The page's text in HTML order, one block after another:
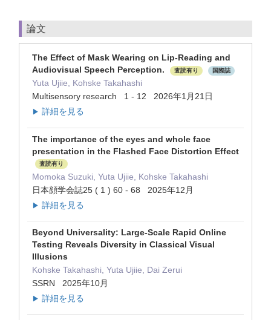
論文
The Effect of Mask Wearing on Lip-Reading and
Audiovisual Speech Perception.
査読有り 国際誌
Yuta Ujiie, Kohske Takahashi
Multisensory research 1 - 12 2026年1月21日
▶ 詳細を見る
The importance of the eyes and whole face
presentation in the Flashed Face Distortion Effect
査読有り
Momoka Suzuki, Yuta Ujiie, Kohske Takahashi
日本顔学会誌25 ( 1 ) 60 - 68 2025年12月
▶ 詳細を見る
Beyond Universality: Large-Scale Rapid Online
Testing Reveals Diversity in Classical Visual
Illusions
Kohske Takahashi, Yuta Ujiie, Dai Zerui
SSRN 2025年10月
▶ 詳細を見る